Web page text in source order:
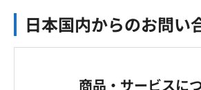
日本国内からのお問い
商品・サービスに